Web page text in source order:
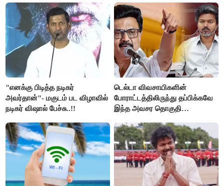
"எனக்கு பிடித்த நடிகர்
அவர்தான்"- மகுடம் பட விழாவில்
நடிகர் விஷால் பேச்சு..!!
டெல்டா விவசாயிகளின்
போராட்டத்திலிருந்து தப்பிக்கவே
இந்த அவசர தொகுதி
அரங்கேற்றுகிறார் முதலமைச்சர் -
திமுக ஐடி விங்..!!